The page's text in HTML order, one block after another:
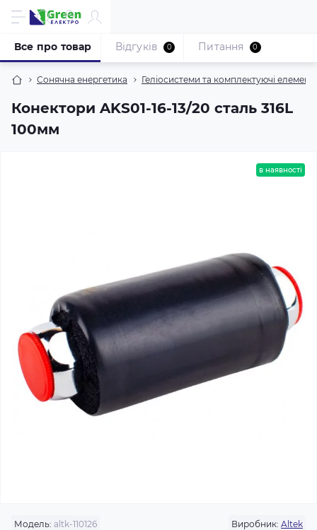
Сонячна енергетика Геліосистеми та комплектуючі
Конектори AKS01-16-13/20 сталь 316L
100мм
Все про товар Відгуків 0 Питання 0
в наявності
Модель: altk-110126 Виробник: Altek